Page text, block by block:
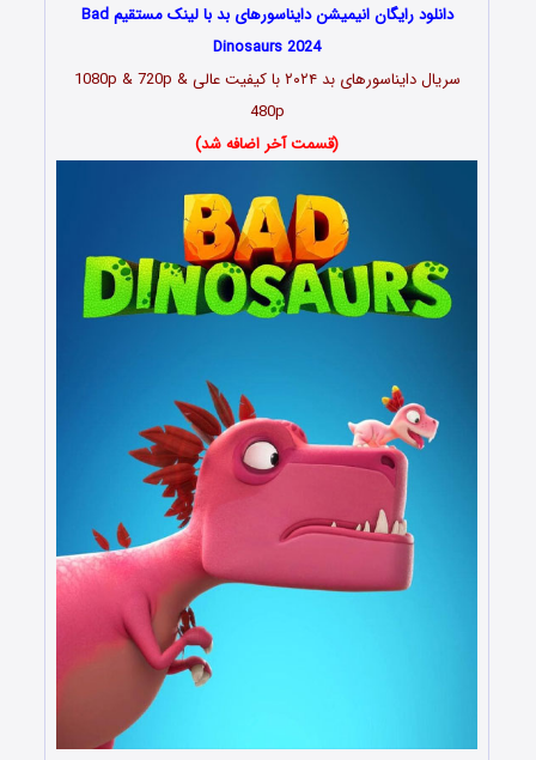
دانلود رایگان انیمیشن دایناسورهای بد با لینک مستقیم Bad
Dinosaurs 2024
سریال دایناسورهای بد ۲۰۲۴
با کیفیت عالی 1080p & 720p &
480p
(قسمت آخر اضافه شد)